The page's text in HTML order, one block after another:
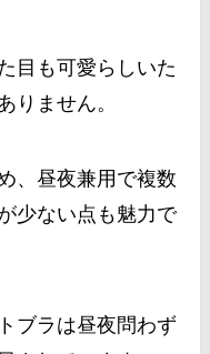
目も可愛らしいた
りません。
、昼夜兼用で複数
少ない点も魅力で
ブラは昼夜問わず